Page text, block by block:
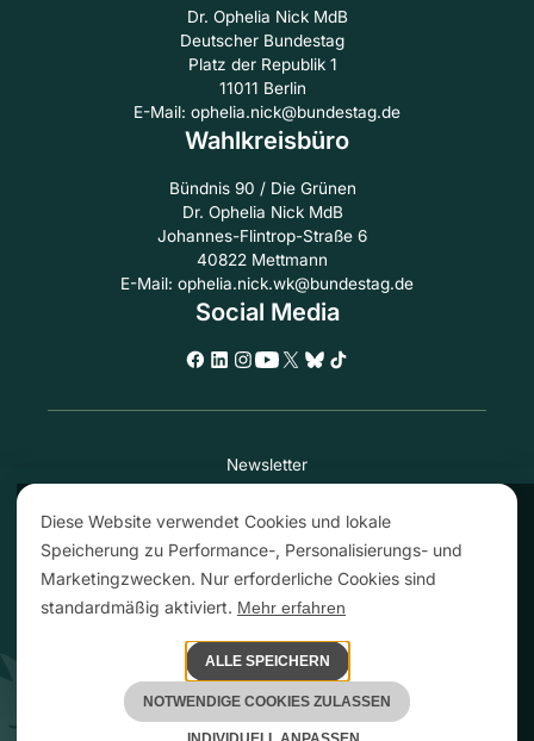
Dr. Ophelia Nick MdB
Deutscher Bundestag
Platz der Republik 1
11011 Berlin
E-Mail: ophelia.nick@bundestag.de
Wahlkreisbüro
Bündnis 90 / Die Grünen
Dr. Ophelia Nick MdB
Johannes-Flintrop-Straße 6
40822 Mettmann
E-Mail: ophelia.nick.wk@bundestag.de
Social Media
Newsletter
Impressum
Leichte Sprache
Barrierefreiheit
Datenschutzerklärung
Copyright | Webdesign byALEKS & SHANTU GmbH
Diese Website verwendet Cookies und lokale
Speicherung zu Performance-, Personalisierungs- und
Marketingzwecken. Nur erforderliche Cookies sind
standardmäßig aktiviert. Mehr erfahren
ALLE SPEICHERN
NOTWENDIGE COOKIES ZULASSEN